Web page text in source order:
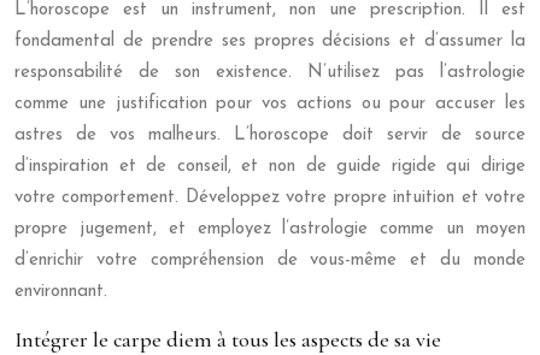
L’horoscope est un instrument, non une prescription. Il est
fondamental de prendre ses propres décisions et d’assumer la
responsabilité de son existence. N’utilisez pas l’astrologie
comme une justification pour vos actions ou pour accuser les
astres de vos malheurs. L’horoscope doit servir de source
d’inspiration et de conseil, et non de guide rigide qui dirige
votre comportement. Développez votre propre intuition et votre
propre jugement, et employez l’astrologie comme un moyen
d’enrichir votre compréhension de vous-même et du monde
environnant.
Intégrer le carpe diem à tous les aspects de sa vie